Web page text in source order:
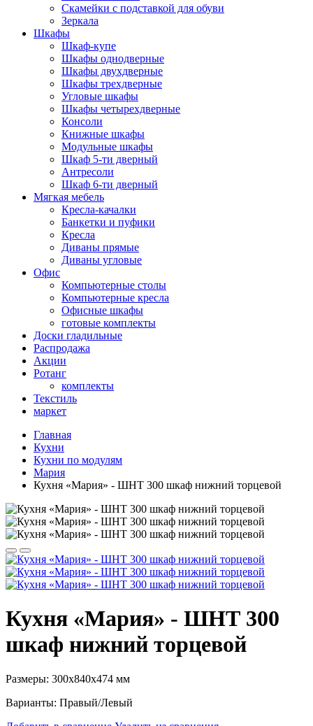
Скамейки с подставкой для обуви
Зеркала
Шкафы
Шкаф-купе
Шкафы однодверные
Шкафы двухдверные
Шкафы трехдверные
Угловые шкафы
Шкафы четырехдверные
Консоли
Книжные шкафы
Модульные шкафы
Шкаф 5-ти дверный
Антресоли
Шкаф 6-ти дверный
Мягкая мебель
Кресла-качалки
Банкетки и пуфики
Кресла
Диваны прямые
Диваны угловые
Офис
Компьютерные столы
Компьютерные кресла
Офисные шкафы
готовые комплекты
Доски гладильные
Распродажа
Акции
Ротанг
комплекты
Текстиль
маркет
Главная
Кухни
Кухни по модулям
Мария
Кухня «Мария» - ШНТ 300 шкаф нижний торцевой
Кухня «Мария» - ШНТ 300
шкаф нижний торцевой
Размеры: 300х840х474 мм
Варианты: Правый/Левый